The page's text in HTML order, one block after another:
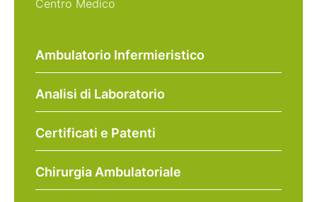
Centro Medico
Ambulatorio Infermieristico
Analisi di Laboratorio
Certificati e Patenti
Chirurgia Ambulatoriale